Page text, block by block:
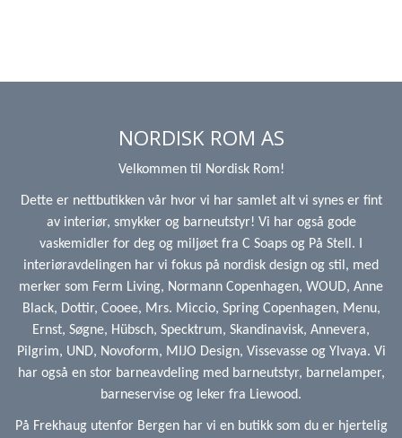
NORDISK ROM AS
Velkommen til Nordisk Rom!
Dette er nettbutikken vår hvor vi har samlet alt vi synes er fint
av interiør, smykker og barneutstyr! Vi har også gode
vaskemidler for deg og miljøet fra C Soaps og På Stell. I
interiøravdelingen har vi fokus på nordisk design og stil, med
merker som Ferm Living, Normann Copenhagen, WOUD, Anne
Black, Dottir, Cooee, Mrs. Miccio, Spring Copenhagen, Menu,
Ernst, Søgne, Hübsch, Specktrum, Skandinavisk, Annevera,
Pilgrim, UND, Novoform, MIJO Design, Vissevasse og Ylvaya. Vi
har også en stor barneavdeling med barneutstyr, barnelamper,
barneservise og leker fra Liewood.
På Frekhaug utenfor Bergen har vi en butikk som du er hjertelig